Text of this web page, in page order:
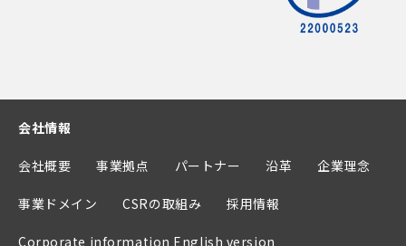
会社情報
会社概要 事業拠点 パートナー 沿革 企業理念
事業ドメイン CSRの取組み 採用情報
Corporate information English version